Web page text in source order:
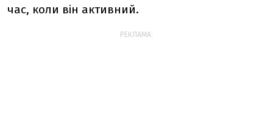
час, коли він активний.
РЕКЛАМА: